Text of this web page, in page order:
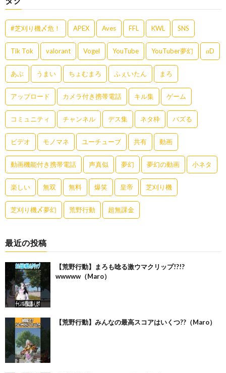
#芝刈り機〆危！ APEX Aves FFL KWL SNS
Tik Tok valorant Vogel YouTube YouTuber夢幻 αD
あぶ うまい ちょむまろ ふぇいたん まろ
アップロード カメラ付き携帯電話 キル集 ゲーム
コミュニティ チャンネル デス集 ネタ枠 バズる
ビデオ モノマネ ユーチューブ 共有 動画
動画機能付き携帯電話 声真似 夢幻 夢幻の動画 小ネタ
楽しい 無双 無料 爆笑 皇帝 芝刈り機
芝刈り機〆夢幻 荒野行動 超無課金
最近の投稿
【荒野行動】まろも唸る激ウマクリップ!?!?
wwwww（Maro）
【荒野行動】みんなの最高スコアはいくつ??（Maro）